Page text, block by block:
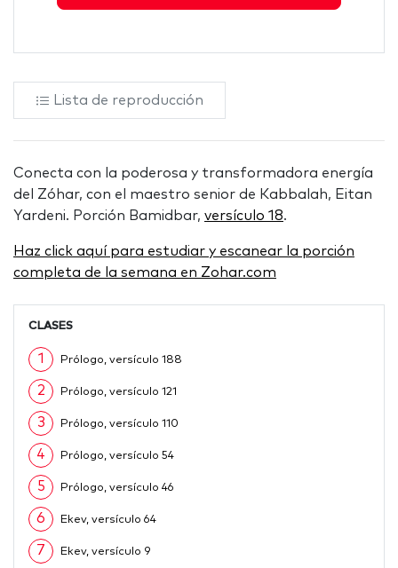
Lista de reproducción
Conecta con la poderosa y transformadora energía
del Zóhar, con el maestro senior de Kabbalah, Eitan
Yardeni. Porción Bamidbar, versículo 18.
Haz click aquí para estudiar y escanear la porción
completa de la semana en Zohar.com
CLASES
1 Prólogo, versículo 188
2 Prólogo, versículo 121
3 Prólogo, versículo 110
4 Prólogo, versículo 54
5 Prólogo, versículo 46
6 Ekev, versículo 64
7 Ekev, versículo 9